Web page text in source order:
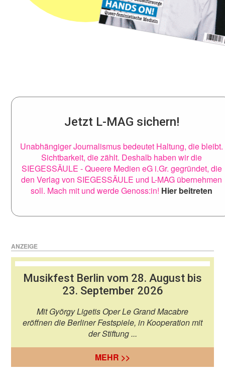
Jetzt L-MAG sichern!
Unabhängiger Journalismus bedeutet Haltung, die bleibt.
Sichtbarkeit, die zählt. Deshalb haben wir die
SIEGESSÄULE - Queere Medien eG i.Gr. gegründet, die
den Verlag von SIEGESSÄULE und L-MAG übernehmen
soll. Mach mit und werde Genoss:in! Hier beitreten
ANZEIGE
Musikfest Berlin vom 28. August bis
23. September 2026
Mit György Ligetis Oper Le Grand Macabre
eröffnen die Berliner Festspiele, in Kooperation mit
der Stiftung ...
MEHR >>